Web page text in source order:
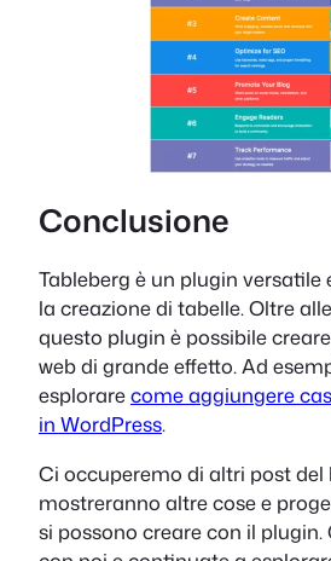
Conclusione
Tableberg è un plugin
la creazione di tabelle. Oltre
questo plugin è possibile
web di grande effetto. Ad
esplorarecome aggiungere
in WordPress.
Ci occuperemo di altri post del
mostreranno altre cose e
si possono creare con il